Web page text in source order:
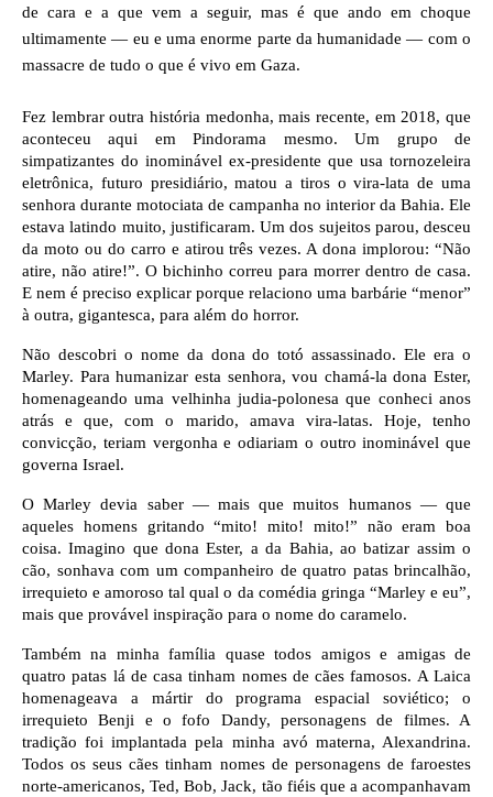
de cara e a que vem a seguir, mas é que ando em choque
ultimamente — eu e uma enorme parte da humanidade — com o
massacre de tudo o que é vivo em Gaza.
Fez lembrar outra história medonha, mais recente, em 2018, que
aconteceu aqui em Pindorama mesmo. Um grupo de
simpatizantes do inominável ex-presidente que usa tornozeleira
eletrônica, futuro presidiário, matou a tiros o vira-lata de uma
senhora durante motociata de campanha no interior da Bahia. Ele
estava latindo muito, justificaram. Um dos sujeitos parou, desceu
da moto ou do carro e atirou três vezes. A dona implorou: “Não
atire, não atire!”. O bichinho correu para morrer dentro de casa.
E nem é preciso explicar porque relaciono uma barbárie “menor”
à outra, gigantesca, para além do horror.
Não descobri o nome da dona do totó assassinado. Ele era o
Marley. Para humanizar esta senhora, vou chamá-la dona Ester,
homenageando uma velhinha judia-polonesa que conheci anos
atrás e que, com o marido, amava vira-latas. Hoje, tenho
convicção, teriam vergonha e odiariam o outro inominável que
governa Israel.
O Marley devia saber — mais que muitos humanos — que
aqueles homens gritando “mito! mito! mito!” não eram boa
coisa. Imagino que dona Ester, a da Bahia, ao batizar assim o
cão, sonhava com um companheiro de quatro patas brincalhão,
irrequieto e amoroso tal qual o da comédia gringa “Marley e eu”,
mais que provável inspiração para o nome do caramelo.
Também na minha família quase todos amigos e amigas de
quatro patas lá de casa tinham nomes de cães famosos. A Laica
homenageava a mártir do programa espacial soviético; o
irrequieto Benji e o fofo Dandy, personagens de filmes. A
tradição foi implantada pela minha avó materna, Alexandrina.
Todos os seus cães tinham nomes de personagens de faroestes
norte-americanos, Ted, Bob, Jack, tão fiéis que a acompanhavam